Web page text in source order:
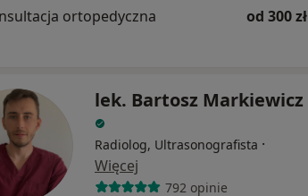
ortopedyczna od 300 zł
lek. Bartosz Markiewicz
Radiolog, Ultrasonografista ·
Więcej
792 opinie